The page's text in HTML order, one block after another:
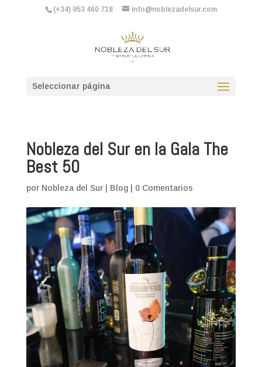
(+34) 953 460 718 info@noblezadelsur.com
Seleccionar página
Nobleza del Sur en la Gala The
Best 50
por Nobleza del Sur| Blog| 0 Comentarios